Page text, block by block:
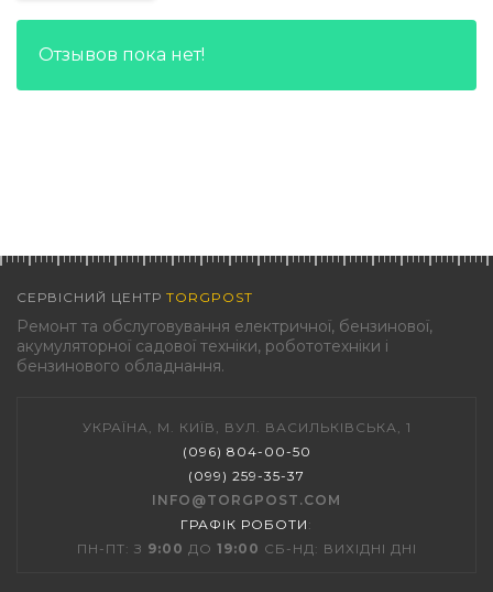
Отзывов пока нет!
СЕРВІСНИЙ ЦЕНТР TORGPOST
Ремонт та обслуговування електричної, бензинової,
акумуляторної садової техніки, робототехніки і
бензинового обладнання.
УКРАЇНА, М. КИЇВ, ВУЛ. ВАСИЛЬКІВСЬКА, 1
(096) 804-00-50
(099) 259-35-37
INFO@TORGPOST.COM
ГРАФІК РОБОТИ :
ПН-ПТ: З 9:00 ДО 19:00 СБ-НД: ВИХІДНІ ДНІ